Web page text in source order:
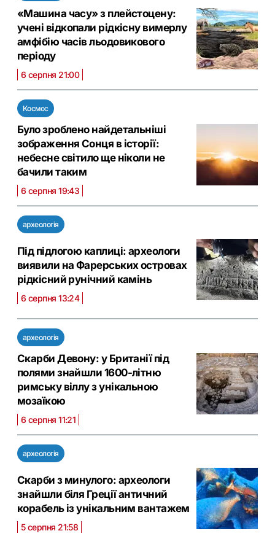
«Машина часу» з плейстоцену:
учені відкопали рідкісну вимерлу
амфібію часів льодовикового
періоду
6 серпня 21:00
Космос
Було зроблено найдетальніші
зображення Сонця в історії:
небесне світило ще ніколи не
бачили таким
6 серпня 19:43
археологія
Під підлогою каплиці: археологи
виявили на Фарерських островах
рідкісний рунічний камінь
6 серпня 13:24
археологія
Скарби Девону: у Британії під
полями знайшли 1600-літню
римську віллу з унікальною
мозаїкою
6 серпня 11:21
археологія
Скарби з минулого: археологи
знайшли біля Греції античний
корабель із унікальним вантажем
5 серпня 21:58